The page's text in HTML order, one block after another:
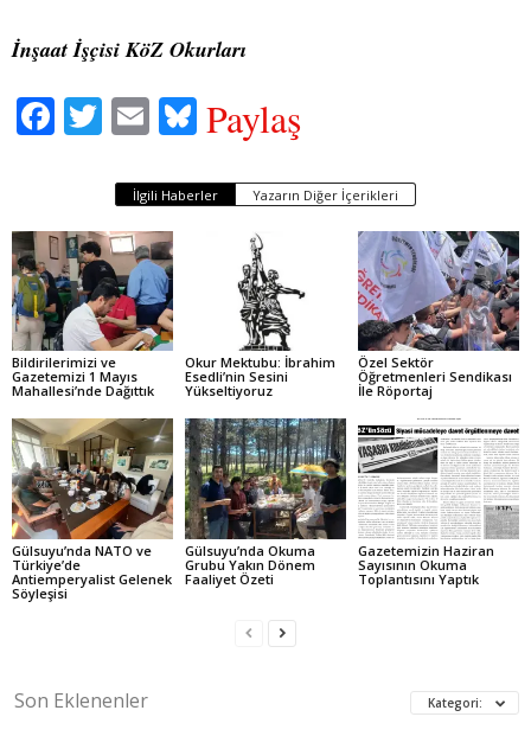
İnşaat İşçisi KöZ Okurları
Fa
ok
T
tte
r
E
ail
Bl
sk
Paylaş
İlgili Haberler Yazarın Diğer İçerikleri
Bildirilerimizi ve
Gazetemizi 1 Mayıs
Mahallesi’nde Dağıttık
Okur Mektubu: İbrahim
Esedli’nin Sesini
Yükseltiyoruz
Özel Sektör
Öğretmenleri Sendikası
İle Röportaj
Gülsuyu’nda NATO ve
Türkiye’de
Antiemperyalist Gelenek
Söyleşisi
Gülsuyu’nda Okuma
Grubu Yakın Dönem
Faaliyet Özeti
Gazetemizin Haziran
Sayısının Okuma
Toplantısını Yaptık
Son Eklenenler Kategori: